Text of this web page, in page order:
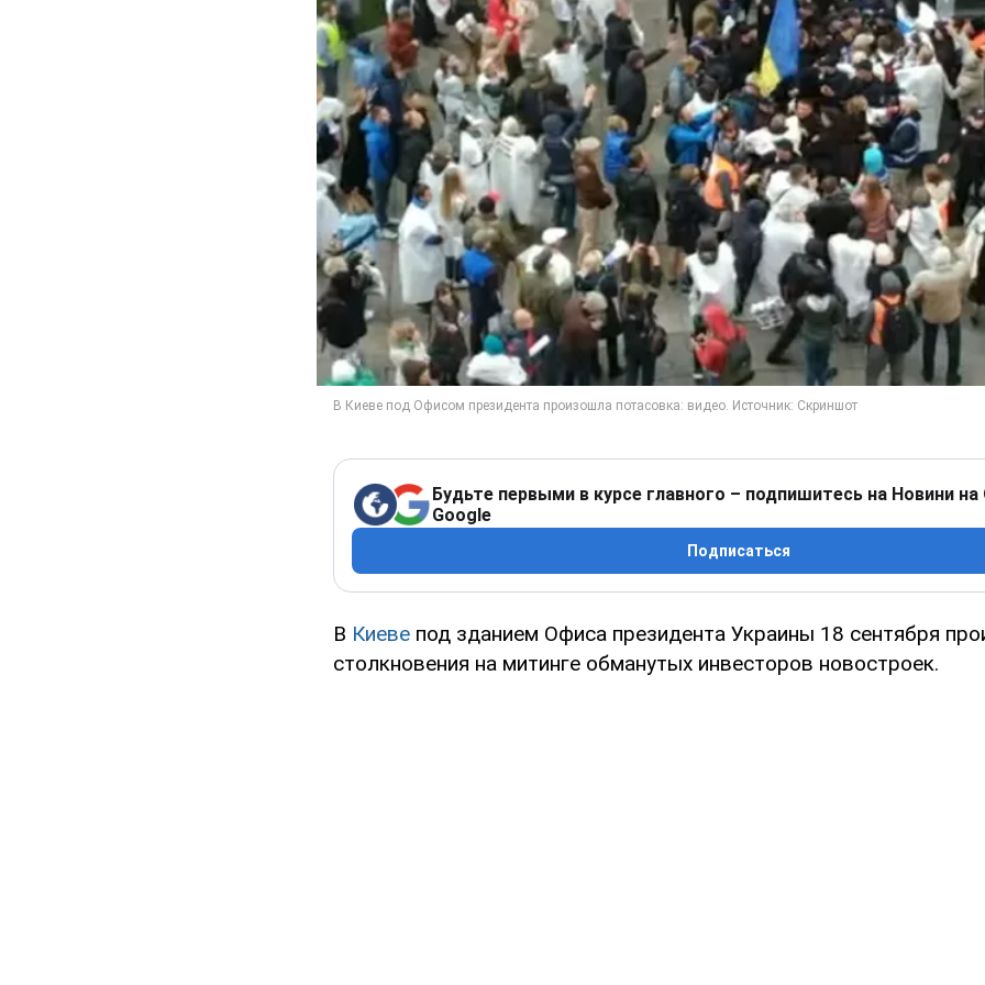
Будьте первыми в курсе главного – подпишитесь на Новини на
Google
Подписаться
В Киеве под зданием Офиса президента Украины 18 сентября
столкновения на митинге обманутых инвесторов новостроек.